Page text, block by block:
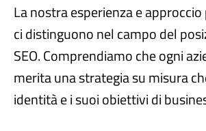
La nostra esperienza e
ci distinguono nel campo del
SEO. Comprendiamo che ogni
merita una strategia su misura
identità e i suoi obiettivi di